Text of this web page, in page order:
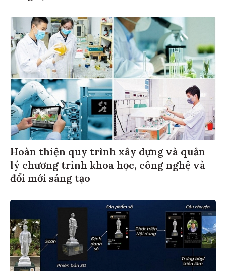
Hoàn thiện quy trình xây dựng và quản
lý chương trình khoa học, công nghệ và
đổi mới sáng tạo